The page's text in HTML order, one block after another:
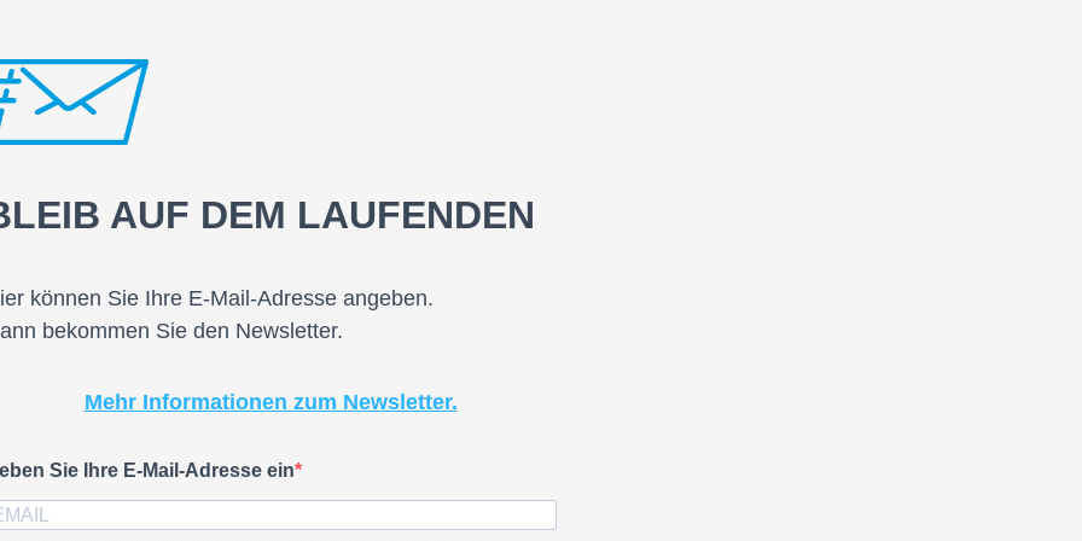
AUF DEM LAUFENDEN
können Sie Ihre E-Mail-Adresse angeben.
bekommen Sie den Newsletter.
Mehr Informationen zum Newsletter.
Sie Ihre E-Mail-Adresse ein